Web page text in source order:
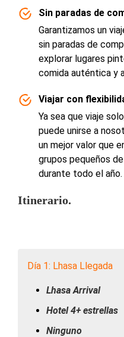
Sin paradas de
Garantizamos un
sin paradas de
explorar lugares
comida auténtica y
Viajar con
Ya sea que viaje
puede unirse a
un mejor valor que
grupos pequeños
durante todo el año.
Itinerario.
Día 1: Lhasa Llegada
Lhasa Arrival
Hotel 4+ estrellas
Ninguno